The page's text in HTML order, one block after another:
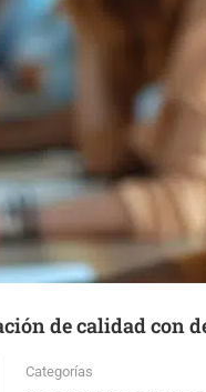
de calidad con
Categorías